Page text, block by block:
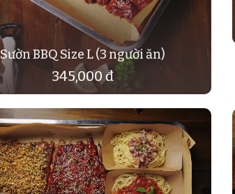
Sườn BBQ Size L (3 người ăn)
345,000 đ